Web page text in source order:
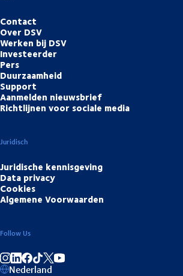
Contact
Over DSV
Werken bij DSV
Investeerder
Pers
Duurzaamheid
Support
Aanmelden nieuwsbrief
Richtlijnen voor sociale media
Juridisch
Juridische kennisgeving
Data privacy
Cookies
Algemene Voorwaarden
Follow Us
Deel op Instagram
Deel op LinkedIn
Deel op Facebook
Deel op TikTok
Nederland